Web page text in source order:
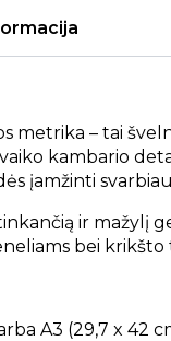
metrika – tai
kambario
įamžinti
ir mažylį
bei
A3 (29,7 x 42